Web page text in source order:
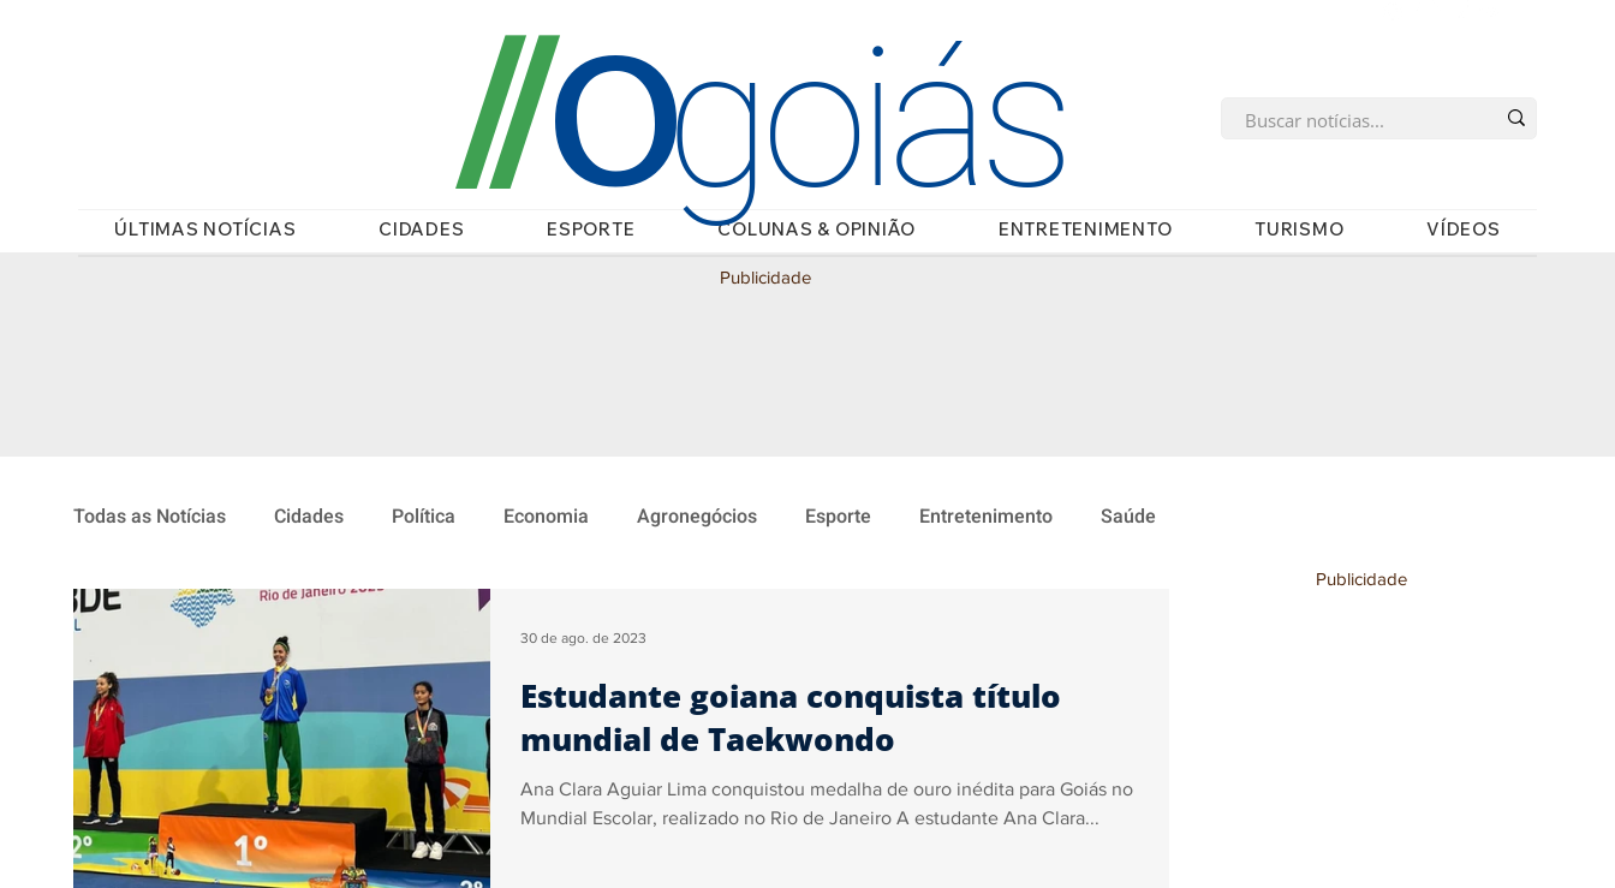
ÚLTIMAS NOTÍCIAS CIDADES ESPORTE COLUNAS & OPINIÃO ENTRETENIMENTO TURISMO VÍDEOS
//Ogoiás
Todas as Notícias Cidades Política Economia Agronegócios Esporte Entretenimento Saúde
Educação Internacional
Geral Brasil Artigos Ogoiás Verifica Sidiney Leonis Pedro Almeida Marcelo John
Colunistas Vídeo Sérgio Couto Concursos e Empregos
Estudante goiana conquista título
mundial de Taekwondo
Ana Clara Aguiar Lima conquistou medalha de ouro inédita para Goiás no
Mundial Escolar, realizado no Rio de Janeiro A estudante Ana Clara...
30 de ago. de 2023
Publicidade
Publicidade